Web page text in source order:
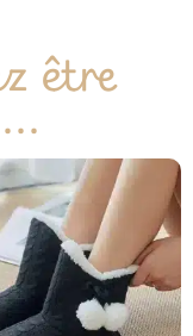
être